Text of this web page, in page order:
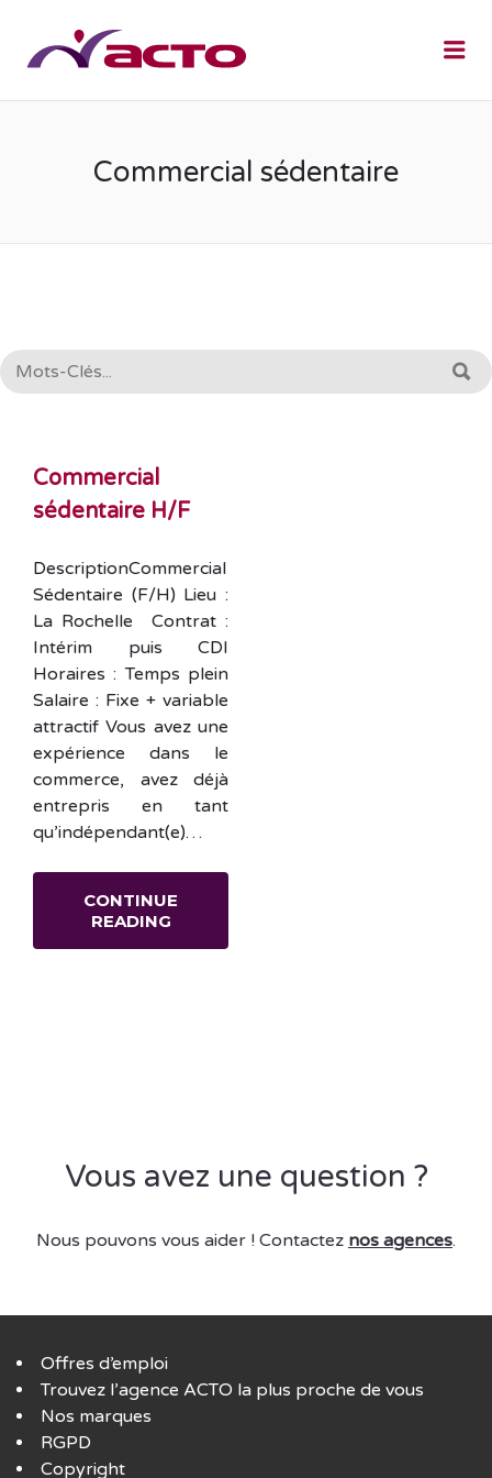
Commercial sédentaire
RECHERCHE:
Commercial
sédentaire H/F
DescriptionCommercial
Sédentaire (F/H) Lieu :
La Rochelle Contrat :
Intérim puis CDI
Horaires : Temps plein
Salaire : Fixe + variable
attractif Vous avez une
expérience dans le
commerce, avez déjà
entrepris en tant
qu’indépendant(e)…
CONTINUE
READING
Vous avez une question ?
Nous pouvons vous aider ! Contactez nos agences.
Offres d’emploi
Trouvez l’agence ACTO la plus proche de vous
Nos marques
RGPD
Copyright